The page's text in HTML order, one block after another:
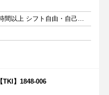
週3日以上 1日8時間以上 シフト自由・自己申告
TKI】1848-006